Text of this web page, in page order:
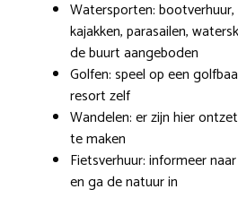
Watersporten:
kajakken, parasailen,
de buurt aangeboden
Golfen: speel op een
resort zelf
Wandelen: er zijn hier
te maken
Fietsverhuur: informeer
en ga de natuur in